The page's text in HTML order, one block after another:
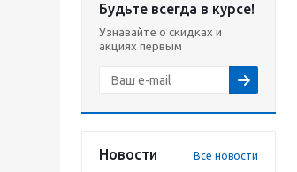
Будьте всегда в курсе!
Узнавайте о скидках и
акциях первым
Новости Все новости